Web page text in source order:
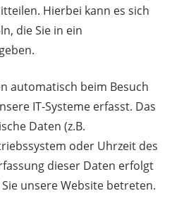
Hierbei kann es sich
die Sie in ein
automatisch beim Besuch
IT-Systeme erfasst. Das
Daten (z.B.
oder Uhrzeit des
dieser Daten erfolgt
unsere Website betreten.